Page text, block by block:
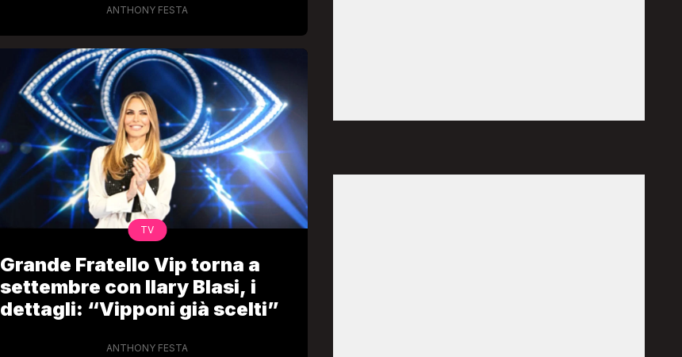
ANTHONY FESTA
TV
Grande Fratello Vip torna a
settembre con Ilary Blasi, i
dettagli: “Vipponi già scelti”
ANTHONY FESTA